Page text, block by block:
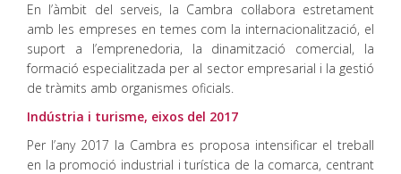
En l’àmbit del serveis, la Cambra col·labora estretament
amb les empreses en temes com la internacionalització, el
suport a l’emprenedoria, la dinamització comercial, la
formació especialitzada per al sector empresarial i la gestió
de tràmits amb organismes oficials.
Indústria i turisme, eixos del 2017
Per l’any 2017 la Cambra es proposa intensificar el treball
en la promoció industrial i turística de la comarca, centrant